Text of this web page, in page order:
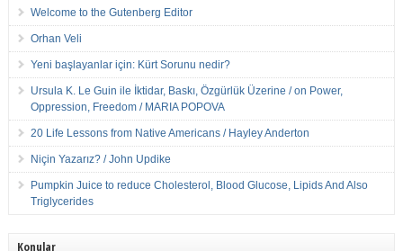
Welcome to the Gutenberg Editor
Orhan Veli
Yeni başlayanlar için: Kürt Sorunu nedir?
Ursula K. Le Guin ile İktidar, Baskı, Özgürlük Üzerine / on Power,
Oppression, Freedom / MARIA POPOVA
20 Life Lessons from Native Americans / Hayley Anderton
Niçin Yazarız? / John Updike
Pumpkin Juice to reduce Cholesterol, Blood Glucose, Lipids And Also
Triglycerides
Konular